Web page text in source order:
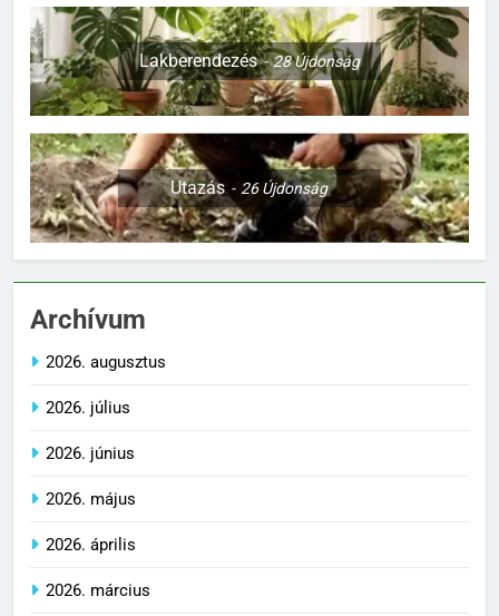
Lakberendezés 28Újdonság
Utazás 26Újdonság
Archívum
2026. augusztus
2026. július
2026. június
2026. május
2026. április
2026. március